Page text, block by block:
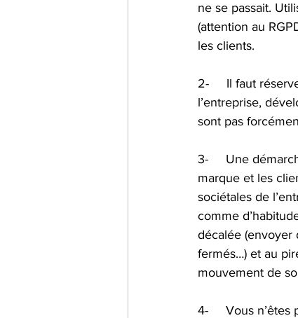
ne se passait.
(attention au
les clients.
2-     Il faut
l’entreprise,
sont pas
3-     Une
marque et les
sociétales de
comme
décalée (envoyer
fermés…) et au
mouvement de
4-     Vous